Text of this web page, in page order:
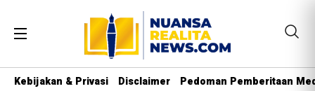
Kebijakan & Privasi Disclaimer Pedoman Pemberitaan